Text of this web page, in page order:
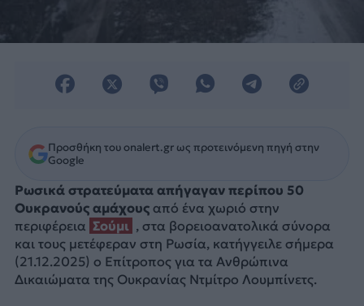
Προσθήκη του onalert.gr ως προτεινόμενη πηγή στην
Google
Ρωσικά στρατεύματα απήγαγαν περίπου 50
Ουκρανούς αμάχουςαπό ένα χωριό στην
περιφέρεια Σούμι , στα βορειοανατολικά σύνορα
και τους μετέφεραν στη Ρωσία, κατήγγειλε σήμερα
(21.12.2025) ο Επίτροπος για τα Ανθρώπινα
Δικαιώματα της Ουκρανίας Ντμίτρο Λουμπίνετς.